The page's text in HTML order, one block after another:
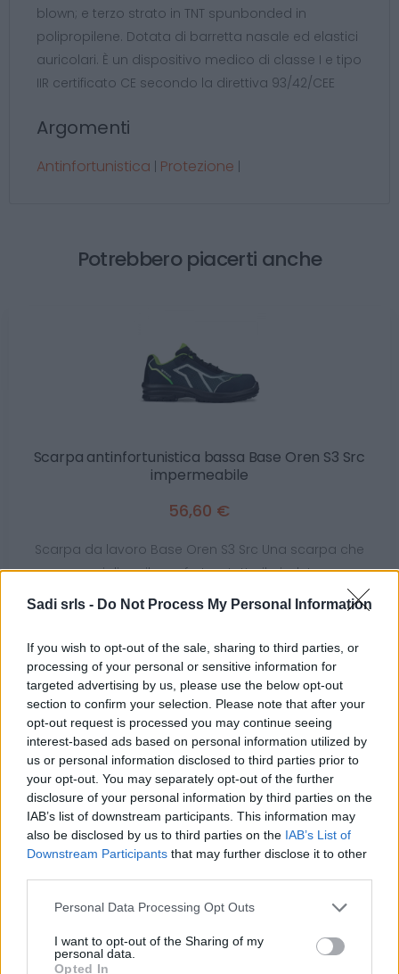
Sadi srls - Do Not Process My Personal Information
If you wish to opt-out of the sale, sharing to third parties, or
processing of your personal or sensitive information for
targeted advertising by us, please use the below opt-out
section to confirm your selection. Please note that after your
opt-out request is processed you may continue seeing
interest-based ads based on personal information utilized by
us or personal information disclosed to third parties prior to
your opt-out. You may separately opt-out of the further
disclosure of your personal information by third parties on the
IAB’s list of downstream participants. This information may
also be disclosed by us to third parties on the IAB’s List of
Downstream Participants that may further disclose it to other
Please note that this website/app uses one or more Google
not limited to your visit or usage behaviour. You may click to
grant or deny consent to Google and its third-party tags to
Personal Data Processing Opt Outs
I want to opt-out of the Sharing of my
personal data.
Opted In
blown; e terzo strato in TNT spunbonded in
polipropilene. Dotata di barretta nasale ed elastici
auricolari. È un dispositivo medico di classe I e tipo
IIR certificato CE secondo la direttiva 93/42/CEE
Argomenti
Antinfortunistica | Protezione |
Potrebbero piacerti anche
Scarpa antinfortunistica bassa Base Oren S3 Src
impermeabile
56,60 €
Scarpa da lavoro Base Oren S3 Src Una scarpa che
migliora il comfort su tutto il piede!
( 0 recensioni )
Categorie
Abrasivi
I prodotti abrasivi
Antincendio
Estintori
Valige pronto soccorso
Calzature
Abbigliamento
Guanti